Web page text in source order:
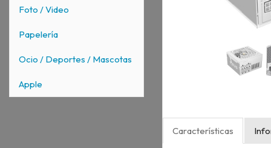
Foto / Video
Papelería
Ocio / Deportes / Mascotas
Apple
Características